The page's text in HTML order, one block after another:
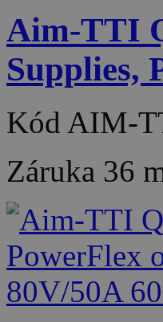
Aim-TTI
Supplies,
Kód AIM-
Záruka 36